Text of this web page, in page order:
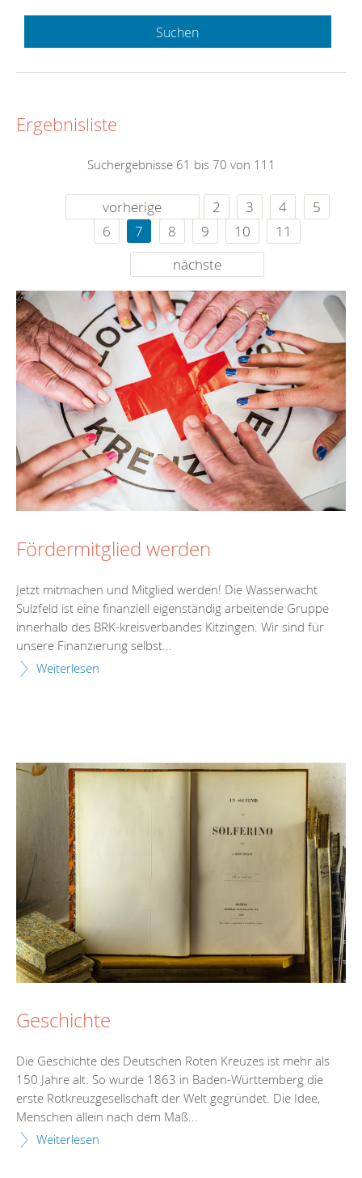
Suchen
Ergebnisliste
Suchergebnisse 61 bis 70 von 111
vorherige 2 3 4
5
6
7 8 9 10
11
nächste
Fördermitglied werden
Jetzt mitmachen und Mitglied werden! Die Wasserwacht
Sulzfeld ist eine finanziell eigenständig arbeitende Gruppe
innerhalb des BRK-kreisverbandes Kitzingen. Wir sind für
unsere Finanzierung selbst...
Weiterlesen
Geschichte
Die Geschichte des Deutschen Roten Kreuzes ist mehr als
150 Jahre alt. So wurde 1863 in Baden-Württemberg die
erste Rotkreuzgesellschaft der Welt gegründet. Die Idee,
Menschen allein nach dem Maß...
Weiterlesen